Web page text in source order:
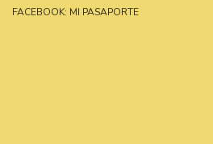
FACEBOOK: MI PASAPORTE